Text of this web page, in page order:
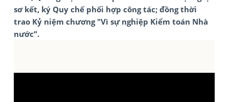
sơ kết, ký Quy chế phối hợp công tác; đồng thời
trao Kỷ niệm chương "Vì sự nghiệp Kiểm toán Nhà
nước”.